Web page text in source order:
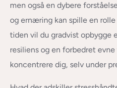
men også en dybere
og ernæring kan spille en
tiden vil du gradvist opbygge
resiliens og en forbedret
koncentrere dig, selv under